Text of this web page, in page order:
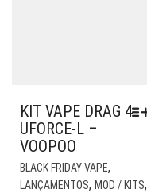
KIT VAPE DRAG 4
UFORCE-L –
VOOPOO
BLACK FRIDAY VAPE,
LANÇAMENTOS, MOD / KITS,